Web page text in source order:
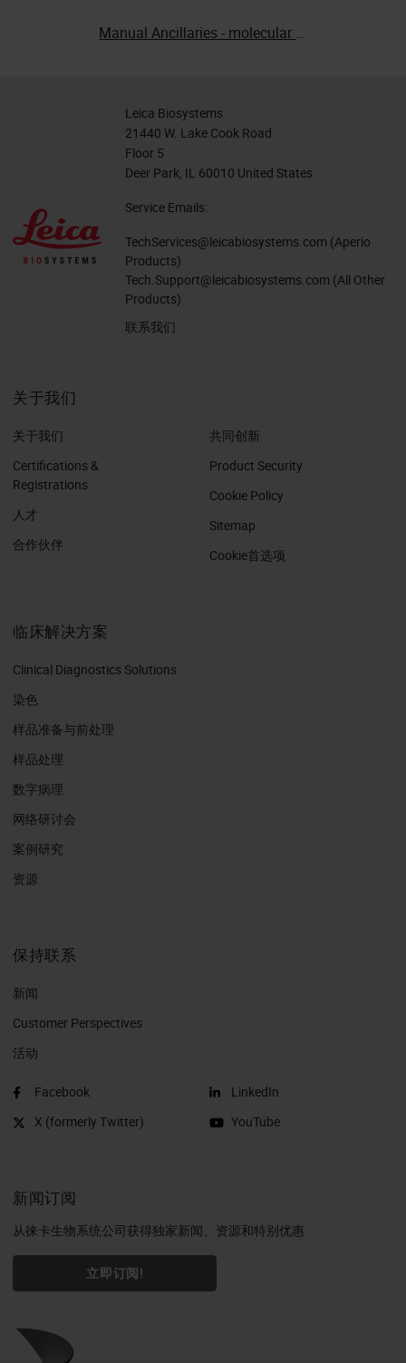
Manual Ancillaries - molecular - Counterstains
Leica Biosystems
21440 W. Lake Cook Road
Floor 5
Deer Park, IL 60010 United States
Service Emails:
TechServices@leicabiosystems.com (Aperio
Products)
Tech.Support@leicabiosystems.com (All Other
Products)
联系我们
关于我们
关于我们
Certifications &
Registrations
人才
合作伙伴
共同创新
Product Security
Cookie Policy
Sitemap
Cookie首选项
临床解决方案
Clinical Diagnostics Solutions
染色
样品准备与前处理
样品处理
数字病理
网络研讨会
案例研究
资源
保持联系
新闻
Customer Perspectives​
活动
Facebook
X (formerly Twitter)
LinkedIn
YouTube
新闻订阅
从徕卡生物系统公司获得独家新闻、资源和特别优惠
立即订阅!